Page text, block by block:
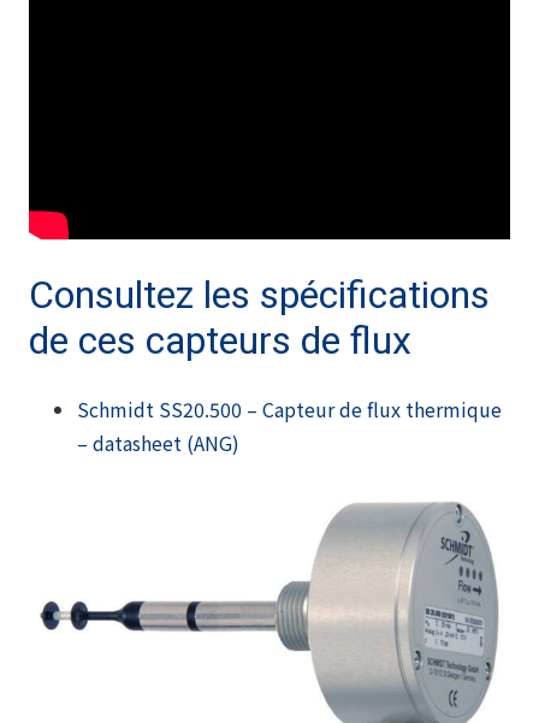
Consultez les spécifications
de ces capteurs de flux
Schmidt SS20.500 – Capteur de flux thermique
– datasheet (ANG)